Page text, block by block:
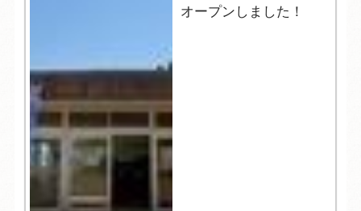
オープンしました！